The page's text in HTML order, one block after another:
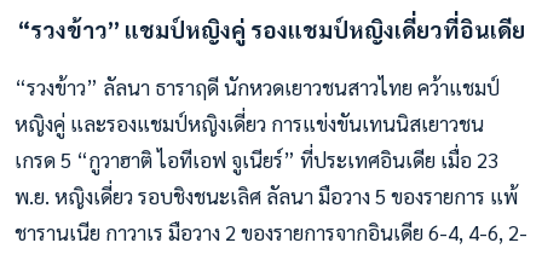
“รวงข้าว” แชมป์หญิงคู่ รองแชมป์หญิงเดี่ยวที่อินเดีย
“รวงข้าว” ลัลนา ธาราฤดี นักหวดเยาวชนสาวไทย คว้าแชมป์
หญิงคู่ และรองแชมป์หญิงเดี่ยว การแข่งขันเทนนิสเยาวชน
เกรด 5 “กูวาฮาติ ไอทีเอฟ จูเนียร์” ที่ประเทศอินเดีย เมื่อ 23
พ.ย. หญิงเดี่ยว รอบชิงชนะเลิศ ลัลนา มือวาง 5 ของรายการ แพ้
ชารานเนีย กาวาเร มือวาง 2 ของรายการจากอินเดีย 6-4, 4-6, 2-